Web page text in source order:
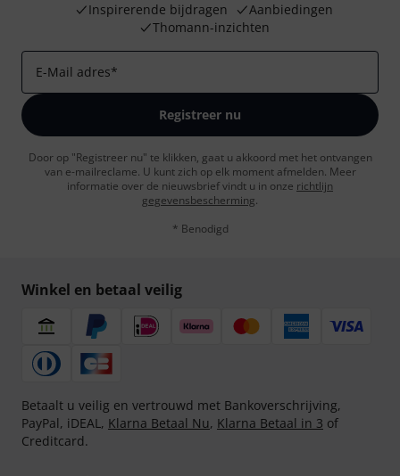
Inspirerende bijdragen
Aanbiedingen
Thomann-inzichten
E-Mail adres*
Registreer nu
Door op "Registreer nu" te klikken, gaat u akkoord met het ontvangen
van e-mailreclame. U kunt zich op elk moment afmelden. Meer
informatie over de nieuwsbrief vindt u in onze richtlijn
gegevensbescherming.
* Benodigd
Winkel en betaal veilig
Betaalt u veilig en vertrouwd met Bankoverschrijving,
PayPal, iDEAL, Klarna Betaal Nu, Klarna Betaal in 3 of
Creditcard.